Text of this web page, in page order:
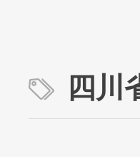
四川